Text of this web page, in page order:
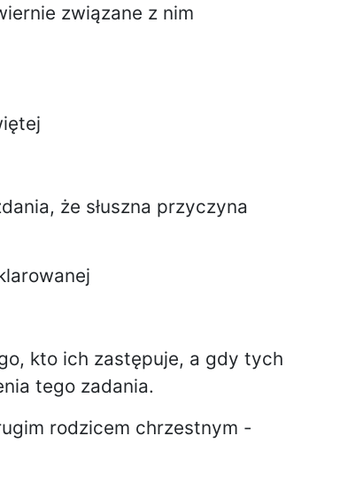
związane z nim
że słuszna przyczyna
kto ich zastępuje, a gdy tych
tego zadania.
rodzicem chrzestnym -